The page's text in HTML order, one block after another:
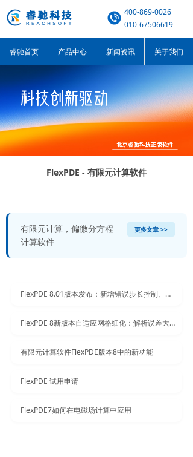
400-869-0026
010-67506619
睿驰首页 产品中心 新闻资讯 关于我们
FlexPDE - 有限元计算软件
有限元计算，偏微分方程
计算软件
更多文章 >>
FlexPDE 8.01版本发布：新增错误步长控制、修正多项导入问题
FlexPDE 8新版本自适应网格细化：解析误差大区域
有限元计算软件FlexPDE版本8中的新功能
FlexPDE 试用申请
FlexPDE7如何在电磁场计算中应用